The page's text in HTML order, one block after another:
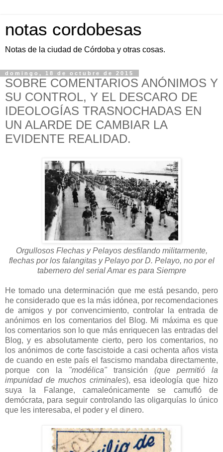
notas cordobesas
Notas de la ciudad de Córdoba y otras cosas.
domingo, 18 de octubre de 2015
SOBRE COMENTARIOS ANÓNIMOS Y
SU CONTROL, Y EL DESCARO DE
IDEOLOGÍAS TRASNOCHADAS EN
UN ALARDE DE CAMBIAR LA
EVIDENTE REALIDAD.
Orgullosos Flechas y Pelayos desfilando militarmente,
flechas por los falangitas y Pelayo por D. Pelayo, no por el
tabernero del serial Amar es para Siempre
He tomado una determinación que me está pesando, pero
he considerado que es la más idónea, por recomendaciones
de amigos y por convencimiento, controlar la entrada de
anónimos en los comentarios del Blog. Mi máxima es que
los comentarios son lo que más enriquecen las entradas del
Blog, y es absolutamente cierto, pero los comentarios, no
los anónimos de corte fascistoide a casi ochenta años vista
de cuando en este país el fascismo mandaba directamente,
porque con la "modélica" transición (que permitió la
impunidad de muchos criminales), esa ideología que hizo
suya la Falange, camaleónicamente se camufló de
demócrata, para seguir controlando las oligarquías lo único
que les interesaba, el poder y el dinero.